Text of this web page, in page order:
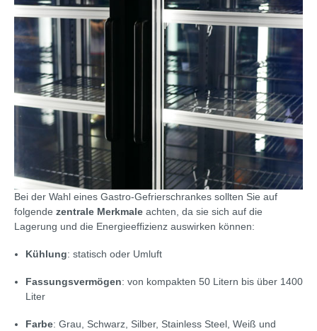
Bei der Wahl eines Gastro-Gefrierschrankes sollten Sie auf
folgende zentrale Merkmale achten, da sie sich auf die
Lagerung und die Energieeffizienz auswirken können:
Kühlung: statisch oder Umluft
Fassungsvermögen: von kompakten 50 Litern bis über 1400
Liter
Farbe: Grau, Schwarz, Silber, Stainless Steel, Weiß und